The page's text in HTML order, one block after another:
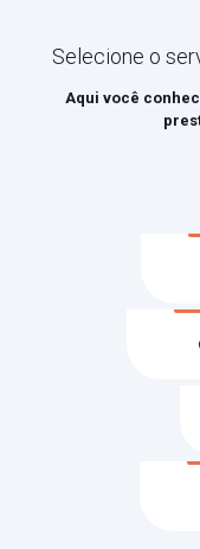
Selecione o
Aqui você